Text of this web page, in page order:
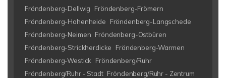
Fröndenberg-Dellwig
Fröndenberg-Frömern
Fröndenberg-Hohenheide
Fröndenberg-Langschede
Fröndenberg-Neimen Fröndenberg-Ostbüren
Fröndenberg-Strickherdicke
Fröndenberg-Warmen
Fröndenberg-Westick
Fröndenberg/Ruhr
Fröndenberg/Ruhr - Stadt Fröndenberg/Ruhr - Zentrum